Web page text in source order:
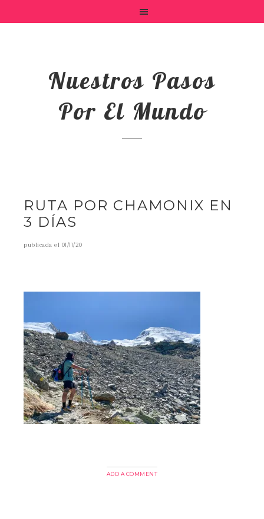
Nuestros Pasos
Por El Mundo
RUTA POR CHAMONIX EN
3 DÍAS
publicada el 01/11/20
ADD A COMMENT